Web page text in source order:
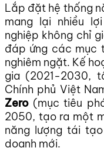
Lắp đặt hệ thống
mang lại nhiều
nghiệp không chỉ
đáp ứng các mục
nghiêm ngặt. Kế
gia (2021-2030,
Chính phủ Việt
Zero (mục tiêu
2050, tạo ra một
năng lượng tái
doanh mới.